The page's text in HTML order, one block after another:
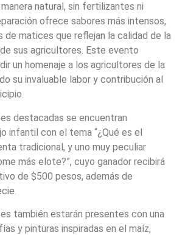
natural, sin fertilizantes ni
ofrece sabores más intensos,
de matices que reflejan la calidad de la
sus agricultores. Este evento
un homenaje a los agricultores de la
su invaluable labor y contribución al
destacadas se encuentran
infantil con el tema “¿Qué es el
tradicional, y uno muy peculiar
más elote?”, cuyo ganador recibirá
de $500 pesos, además de
también estarán presentes con una
y pinturas inspiradas en el maíz,